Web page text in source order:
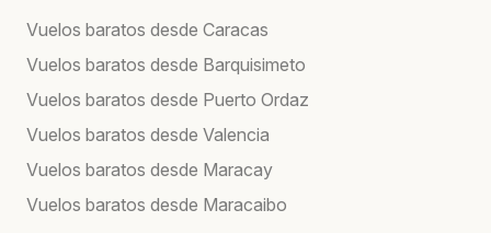
Vuelos baratos desde Caracas
Vuelos baratos desde Barquisimeto
Vuelos baratos desde Puerto Ordaz
Vuelos baratos desde Valencia
Vuelos baratos desde Maracay
Vuelos baratos desde Maracaibo